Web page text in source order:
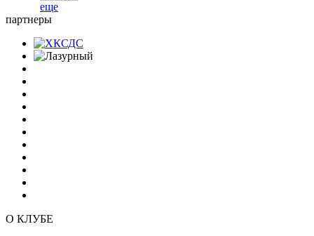
еще
партнеры
О КЛУБЕ